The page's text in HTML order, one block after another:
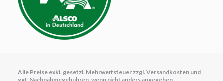
Alle Preise exkl. gesetzl. Mehrwertsteuer zzgl. Versandkosten und
ggf. Nachnahmegebühren, wenn nicht anders angegeben.